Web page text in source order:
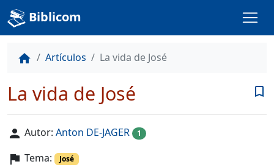
Biblicom
home Artículos La vida de José
bookmark_border
La vida de José
person Autor: Anton DE-JAGER 1
flag Tema: José